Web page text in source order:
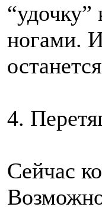
ногами.
4.
Сейчас